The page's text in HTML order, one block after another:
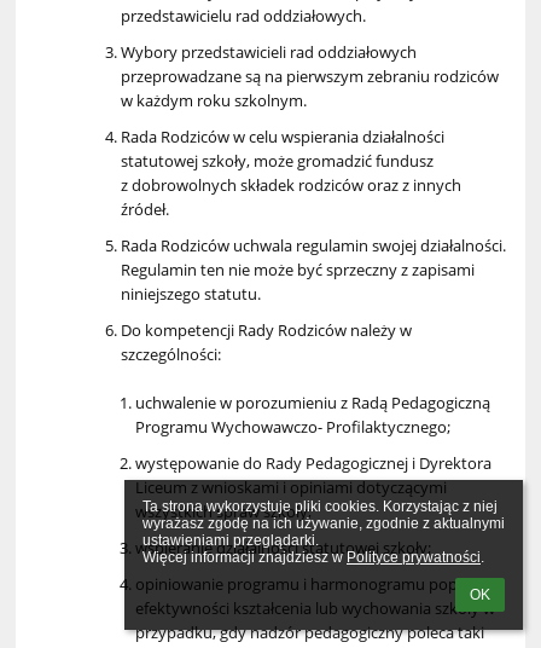
Ta strona wykorzystuje pliki cookies. Korzystając z niej
wyrażasz zgodę na ich używanie, zgodnie z aktualnymi
ustawieniami przeglądarki.
Więcej informacji znajdziesz w Polityce prywatności.
OK
przedstawicielu rad oddziałowych.
Wybory przedstawicieli rad oddziałowych
przeprowadzane są na pierwszym zebraniu rodziców
w każdym roku szkolnym.
Rada Rodziców w celu wspierania działalności
statutowej szkoły, może gromadzić fundusz
z dobrowolnych składek rodziców oraz z innych
źródeł.
Rada Rodziców uchwala regulamin swojej działalności.
Regulamin ten nie może być sprzeczny z zapisami
niniejszego statutu.
Do kompetencji Rady Rodziców należy w
szczególności:
uchwalenie w porozumieniu z Radą Pedagogiczną
Programu Wychowawczo- Profilaktycznego;
występowanie do Rady Pedagogicznej i Dyrektora
Liceum z wnioskami i opiniami dotyczącymi
wszystkich spraw szkoły;
wspieranie działalności statutowej szkoły;
opiniowanie programu i harmonogramu poprawy
efektywności kształcenia lub wychowania szkoły w
przypadku, gdy nadzór pedagogiczny poleca taki